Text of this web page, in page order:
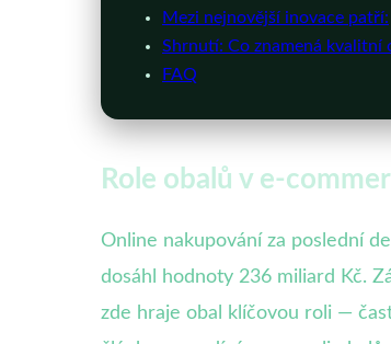
Mezi nejnovější inovace patří:
Shrnutí: Co znamená kvalitní
FAQ
Role obalů v e-
Online nakupování za poslední
dosáhl hodnoty 236 miliard Kč.
zde hraje obal klíčovou roli —